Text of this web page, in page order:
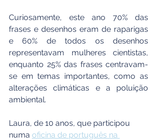
Curiosamente, este ano 70% das
frases e desenhos eram de raparigas
e 60% de todos os desenhos
representavam mulheres cientistas,
enquanto 25% das frases centravam-
se em temas importantes, como as
alterações climáticas e a poluição
ambiental.
Laura, de 10 anos, que participou
numa oficina de português na